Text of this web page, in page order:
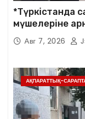
*Түркістанда
мүшелеріне
Авг 7, 2026
АҚПАРАТТЫҚ-